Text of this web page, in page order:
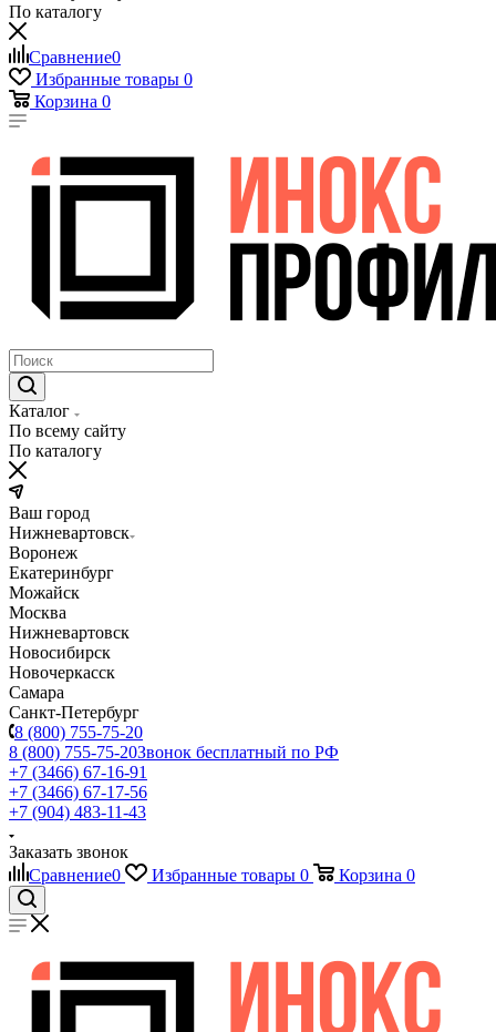
По каталогу
Сравнение0
Избранные товары 0
Корзина 0
Каталог
По всему сайту
По каталогу
Ваш город
Нижневартовск
Воронеж
Екатеринбург
Можайск
Москва
Нижневартовск
Новосибирск
Новочеркасск
Самара
Санкт-Петербург
8 (800) 755-75-20
8 (800) 755-75-20Звонок бесплатный по РФ
+7 (3466) 67-16-91
+7 (3466) 67-17-56
+7 (904) 483-11-43
Заказать звонок
Сравнение0 Избранные товары 0 Корзина 0